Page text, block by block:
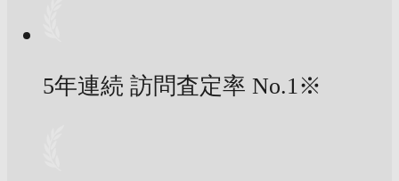
5年連続 訪問査定率 No.1※